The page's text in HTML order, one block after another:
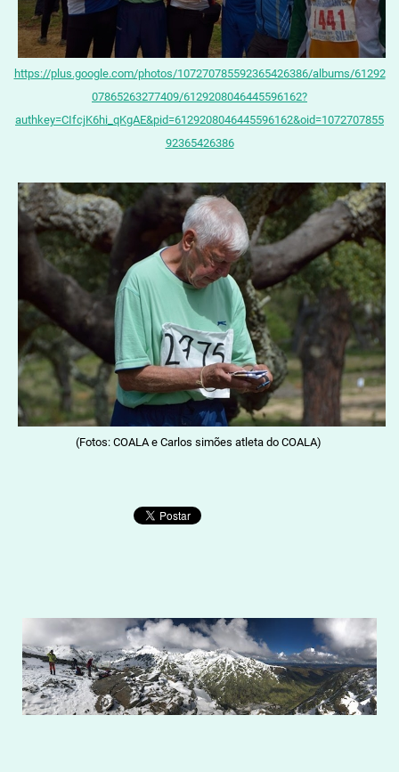
https://plus.google.com/photos/107270785592365426386/albums/61292
07865263277409/6129208046445596162?
authkey=CIfcjK6hi_qKgAE&pid=6129208046445596162&oid=1072707855
92365426386
(Fotos: COALA e Carlos simões atleta do COALA)